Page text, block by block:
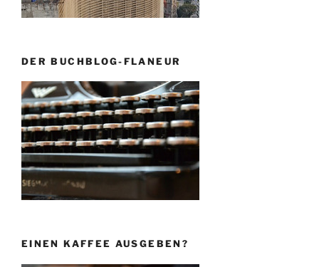
DER BUCHBLOG-FLANEUR
EINEN KAFFEE AUSGEBEN?